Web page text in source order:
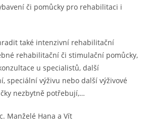
či pomůcky pro rehabilitaci i
také intenzivní rehabilitační
rehabilitační či stimulační pomůcky,
u specialistů, další
speciální výživu nebo další výživové
nezbytně potřebují,…
Manželé Hana a Vít